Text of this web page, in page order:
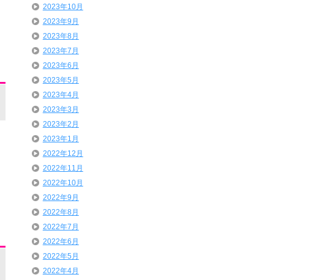
2023年10月
2023年9月
2023年8月
2023年7月
2023年6月
2023年5月
2023年4月
2023年3月
2023年2月
2023年1月
2022年12月
2022年11月
2022年10月
2022年9月
2022年8月
2022年7月
2022年6月
2022年5月
2022年4月